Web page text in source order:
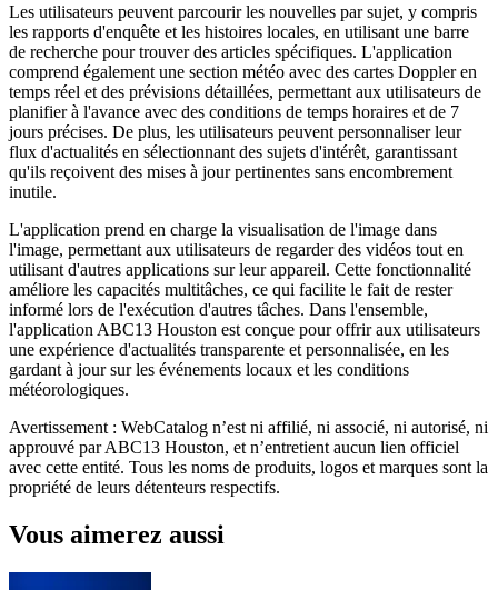
Les utilisateurs peuvent parcourir les nouvelles par sujet, y compris
les rapports d'enquête et les histoires locales, en utilisant une barre
de recherche pour trouver des articles spécifiques. L'application
comprend également une section météo avec des cartes Doppler en
temps réel et des prévisions détaillées, permettant aux utilisateurs de
planifier à l'avance avec des conditions de temps horaires et de 7
jours précises. De plus, les utilisateurs peuvent personnaliser leur
flux d'actualités en sélectionnant des sujets d'intérêt, garantissant
qu'ils reçoivent des mises à jour pertinentes sans encombrement
inutile.
L'application prend en charge la visualisation de l'image dans
l'image, permettant aux utilisateurs de regarder des vidéos tout en
utilisant d'autres applications sur leur appareil. Cette fonctionnalité
améliore les capacités multitâches, ce qui facilite le fait de rester
informé lors de l'exécution d'autres tâches. Dans l'ensemble,
l'application ABC13 Houston est conçue pour offrir aux utilisateurs
une expérience d'actualités transparente et personnalisée, en les
gardant à jour sur les événements locaux et les conditions
météorologiques.
Avertissement : WebCatalog n’est ni affilié, ni associé, ni autorisé, ni
approuvé par ABC13 Houston, et n’entretient aucun lien officiel
avec cette entité. Tous les noms de produits, logos et marques sont la
propriété de leurs détenteurs respectifs.
Vous aimerez aussi